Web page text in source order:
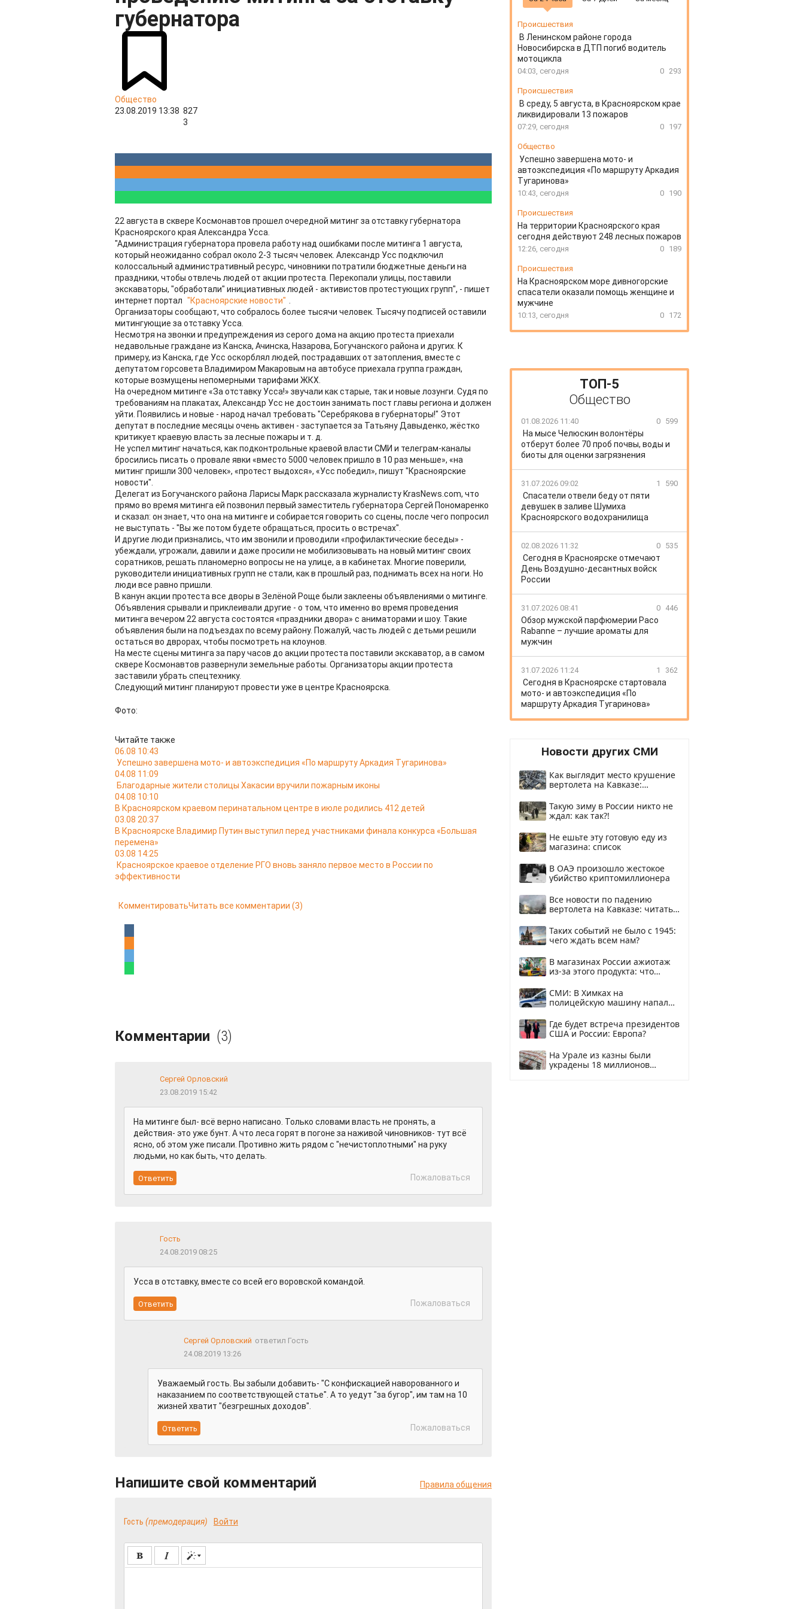
губернатора
Общество
23.08.2019 13:38 827
3
22 августа в сквере Космонавтов прошел очередной митинг за отставку губернатора
Красноярского края Александра Усса.
"Администрация губернатора провела работу над ошибками после митинга 1 августа,
который неожиданно собрал около 2-3 тысяч человек. Александр Усс подключил
колоссальный административный ресурс, чиновники потратили бюджетные деньги на
праздники, чтобы отвлечь людей от акции протеста. Перекопали улицы, поставили
экскаваторы, "обработали" инициативных людей - активистов протестующих групп", - пишет
интернет портал "Красноярские новости"
Организаторы сообщают, что собралось более тысячи человек. Тысячу подписей оставили
митингующие за отставку Усса.
Несмотря на звонки и предупреждения из серого дома на акцию протеста приехали
недавольные граждане из Канска, Ачинска, Назарова, Богучанского района и других. К
примеру, из Канска, где Усс оскорблял людей, пострадавших от затопления, вместе с
депутатом горсовета Владимиром Макаровым на автобусе приехала группа граждан,
которые возмущены непомерными тарифами ЖКХ.
На очередном митинге «За отставку Усса!» звучали как старые, так и новые лозунги. Судя по
требованиям на плакатах, Александр Усс не достоин занимать пост главы региона и должен
уйти. Появились и новые - народ начал требовать "Серебрякова в губернаторы!" Этот
депутат в последние месяцы очень активен - заступается за Татьяну Давыденко, жёстко
критикует краевую власть за лесные пожары и т. д.
Не успел митинг начаться, как подконтрольные краевой власти СМИ и телеграм-каналы
бросились писать о провале явки «вместо 5000 человек пришло в 10 раз меньше», «на
митинг пришли 300 человек», «протест выдохся», «Усс победил», пишут "Красноярские
новости".
Делегат из Богучанского района Ларисы Марк рассказала журналисту KrasNews.com, что
прямо во время митинга ей позвонил первый заместитель губернатора Сергей Пономаренко
и сказал: он знает, что она на митинге и собирается говорить со сцены, после чего попросил
не выступать - "Вы же потом будете обращаться, просить о встречах".
И другие люди признались, что им звонили и проводили «профилактические беседы» -
убеждали, угрожали, давили и даже просили не мобилизовывать на новый митинг своих
соратников, решать планомерно вопросы не на улице, а в кабинетах. Многие поверили,
руководители инициативных групп не стали, как в прошлый раз, поднимать всех на ноги. Но
люди все равно пришли.
В канун акции протеста все дворы в Зелёной Роще были заклеены объявлениями о митинге.
Объявления срывали и приклеивали другие - о том, что именно во время проведения
митинга вечером 22 августа состоятся «праздники двора» с аниматорами и шоу. Такие
объявления были на подъездах по всему району. Пожалуй, часть людей с детьми решили
остаться во дврорах, чтобы посмотреть на клоунов.
На месте сцены митинга за пару часов до акции протеста поставили экскаватор, а в самом
сквере Космонавтов развернули земельные работы. Организаторы акции протеста
заставили убрать спецтехнику.
Следующий митинг планируют провести уже в центре Красноярска.
Фото:
Читайте также
06.08 10:43
Успешно завершена мото- и автоэкспедиция «По маршруту Аркадия Тугаринова»
04.08 11:09
Благодарные жители столицы Хакасии вручили пожарным иконы
04.08 10:10
В Красноярском краевом перинатальном центре в июле родились 412 детей
03.08 20:37
В Красноярске Владимир Путин выступил перед участниками финала конкурса «Большая
перемена»
03.08 14:25
Красноярское краевое отделение РГО вновь заняло первое место в России по
эффективности
КомментироватьЧитать все комментарии (3)
Комментарии (3)
Сергей Орловский
23.08.2019 15:42
На митинге был- всё верно написано. Только словами власть не пронять, а
действия- это уже бунт. А что леса горят в погоне за наживой чиновников- тут всё
ясно, об этом уже писали. Противно жить рядом с "нечистоплотными" на руку
людьми, но как быть, что делать.
Пожаловаться
Гость
24.08.2019 08:25
Усса в отставку, вместе со всей его воровской командой.
Пожаловаться
Сергей Орловский ответил Гость
24.08.2019 13:26
Уважаемый гость. Вы забыли добавить- "С конфискацией наворованного и
наказанием по соответствующей статье". А то уедут "за бугор", им там на 10
жизней хватит "безгрешных доходов".
Пожаловаться
Напишите свой комментарий Правила общения
Гость (премодерация) Войти
Происшествия
В Ленинском районе города
Новосибирска в ДТП погиб водитель
мотоцикла
04:03, сегодня 0 293
Происшествия
В среду, 5 августа, в Красноярском крае
ликвидировали 13 пожаров
07:29, сегодня 0 197
Общество
Успешно завершена мото- и
автоэкспедиция «По маршруту Аркадия
Тугаринова»
10:43, сегодня 0 190
Происшествия
На территории Красноярского края
сегодня действуют 248 лесных пожаров
12:26, сегодня 0 189
Происшествия
На Красноярском море дивногорские
спасатели оказали помощь женщине и
мужчине
10:13, сегодня 0 172
ТОП-5
Общество
01.08.2026 11:40 0 599
На мысе Челюскин волонтёры
отберут более 70 проб почвы, воды и
биоты для оценки загрязнения
31.07.2026 09:02 1 590
Спасатели отвели беду от пяти
девушек в заливе Шумиха
Красноярского водохранилища
02.08.2026 11:32 0 535
Сегодня в Красноярске отмечают
День Воздушно-десантных войск
России
31.07.2026 08:41 0 446
Обзор мужской парфюмерии Paco
Rabanne – лучшие ароматы для
мужчин
31.07.2026 11:24 1 362
Сегодня в Красноярске стартовала
мото- и автоэкспедиция «По
маршруту Аркадия Тугаринова»
Новости других СМИ
Как выглядит место крушение
вертолета на Кавказе:
Такую зиму в России никто не
ждал: как так?!
Не ешьте эту готовую еду из
магазина: список
В ОАЭ произошло жестокое
убийство криптомиллионера
Все новости по падению
вертолета на Кавказе: читать
Таких событий не было с 1945:
чего ждать всем нам?
В магазинах России ажиотаж
из-за этого продукта: что
СМИ: В Химках на
полицейскую машину напали
Где будет встреча президентов
США и России: Европа?
На Урале из казны были
украдены 18 миллионов